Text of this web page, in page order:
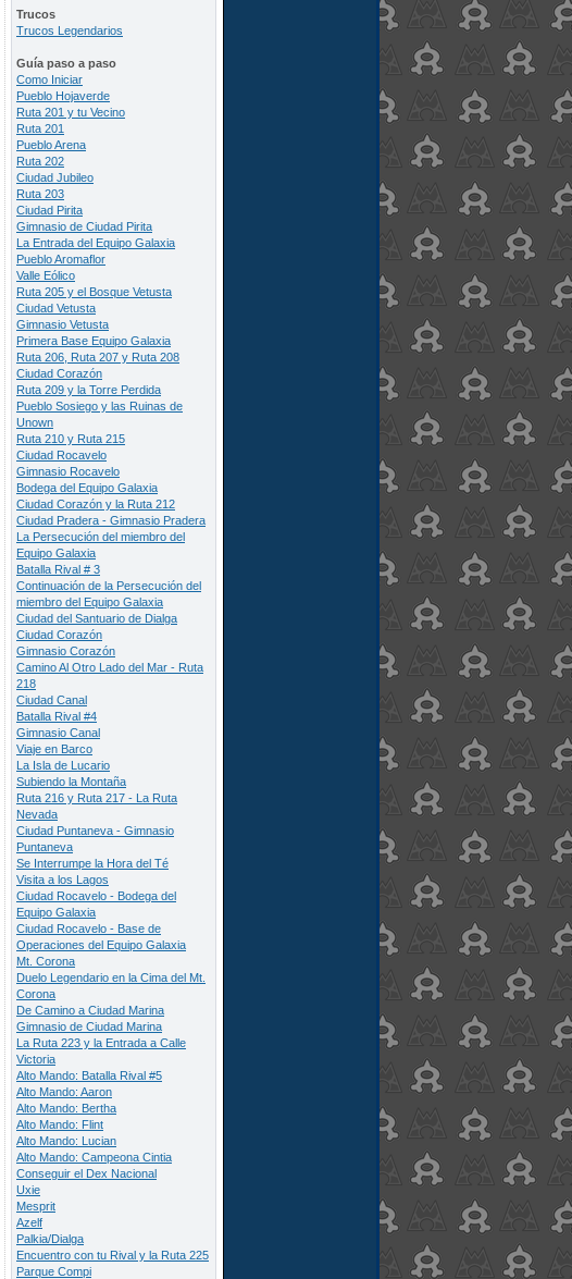
Trucos
Trucos Legendarios
Guía paso a paso
Como Iniciar
Pueblo Hojaverde
Ruta 201 y tu Vecino
Ruta 201
Pueblo Arena
Ruta 202
Ciudad Jubileo
Ruta 203
Ciudad Pirita
Gimnasio de Ciudad Pirita
La Entrada del Equipo Galaxia
Pueblo Aromaflor
Valle Eólico
Ruta 205 y el Bosque Vetusta
Ciudad Vetusta
Gimnasio Vetusta
Primera Base Equipo Galaxia
Ruta 206, Ruta 207 y Ruta 208
Ciudad Corazón
Ruta 209 y la Torre Perdida
Pueblo Sosiego y las Ruinas de
Unown
Ruta 210 y Ruta 215
Ciudad Rocavelo
Gimnasio Rocavelo
Bodega del Equipo Galaxia
Ciudad Corazón y la Ruta 212
Ciudad Pradera - Gimnasio Pradera
La Persecución del miembro del
Equipo Galaxia
Batalla Rival # 3
Continuación de la Persecución del
miembro del Equipo Galaxia
Ciudad del Santuario de Dialga
Ciudad Corazón
Gimnasio Corazón
Camino Al Otro Lado del Mar - Ruta
218
Ciudad Canal
Batalla Rival #4
Gimnasio Canal
Viaje en Barco
La Isla de Lucario
Subiendo la Montaña
Ruta 216 y Ruta 217 - La Ruta
Nevada
Ciudad Puntaneva - Gimnasio
Puntaneva
Se Interrumpe la Hora del Té
Visita a los Lagos
Ciudad Rocavelo - Bodega del
Equipo Galaxia
Ciudad Rocavelo - Base de
Operaciones del Equipo Galaxia
Mt. Corona
Duelo Legendario en la Cima del Mt.
Corona
De Camino a Ciudad Marina
Gimnasio de Ciudad Marina
La Ruta 223 y la Entrada a Calle
Victoria
Alto Mando: Batalla Rival #5
Alto Mando: Aaron
Alto Mando: Bertha
Alto Mando: Flint
Alto Mando: Lucian
Alto Mando: Campeona Cintia
Conseguir el Dex Nacional
Uxie
Mesprit
Azelf
Palkia/Dialga
Encuentro con tu Rival y la Ruta 225
Parque Compi